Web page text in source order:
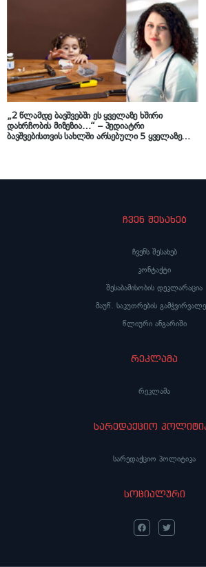
„2 წლამდე ბავშვებში ეს ყველაზე ხშირი
დახრჩობის მიზეზია…“ – პედიატრი
ბავშვებისთვის სახლში არსებული 5 ყველაზე
ჩვენ შესახებ
ჩვენს შესახებ
კონტაქტი
შესაბამისობის დეკლარაცია
მაუწ. საკუთრების
წლიური ანგარიში
რეკლამა
რეკლამა
სარედაქციო
სარედაქციო პოლიტიკა
სოციალური